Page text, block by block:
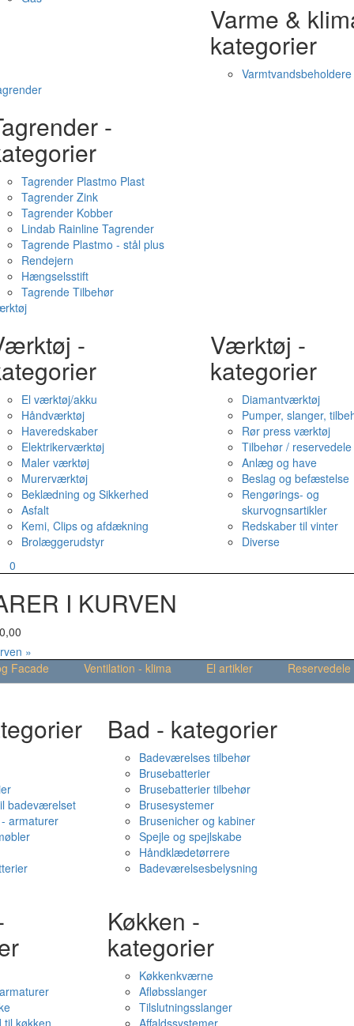
Varme &
kategorier
Varmtvandsbeholdere
-
Tagrender Plastmo Plast
Tagrender Zink
Tagrender Kobber
Lindab Rainline Tagrender
Tagrende Plastmo - stål plus
Rendejern
Hængselsstift
Tagrende Tilbehør
-
El værktøj/akku
Håndværktøj
Haveredskaber
Elektrikerværktøj
Maler værktøj
Murerværktøj
Beklædning og Sikkerhed
Asfalt
Kemi, Clips og afdækning
Brolæggerudstyr
Værktøj -
kategorier
Diamantværktøj
Pumper, slanger,
Rør press værktøj
Tilbehør / reservedele
Anlæg og have
Beslag og befæstelse
Rengørings- og
skurvognsartikler
Redskaber til vinter
Diverse
0
I KURVEN
0,00
»
Facade Ventilation - klima El artikler
Reservedele
badeværelset
armaturer
Bad - kategorier
Badeværelses tilbehør
Brusebatterier
Brusebatterier tilbehør
Brusesystemer
Brusenicher og kabiner
Spejle og spejlskabe
Håndklædetørrere
Badeværelsesbelysning
til køkken
Køkken -
kategorier
Køkkenkværne
Afløbsslanger
Tilslutningsslanger
Affaldssystemer